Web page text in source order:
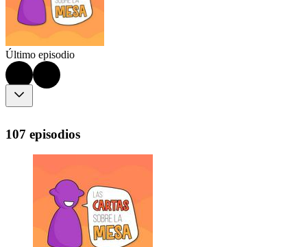
Último episodio
107 episodios